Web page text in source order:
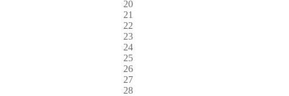
20
21
22
23
24
25
26
27
28